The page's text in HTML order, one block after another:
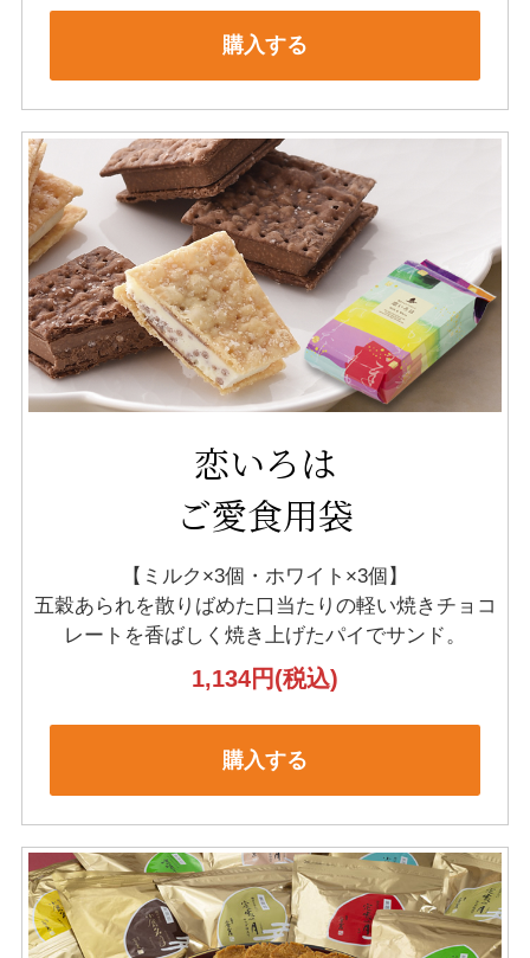
購入する
恋いろは
ご愛食用袋
【ミルク×3個・ホワイト×3個】
五穀あられを散りばめた口当たりの軽い焼きチョコ
レートを香ばしく焼き上げたパイでサンド。
1,134円(税込)
購入する